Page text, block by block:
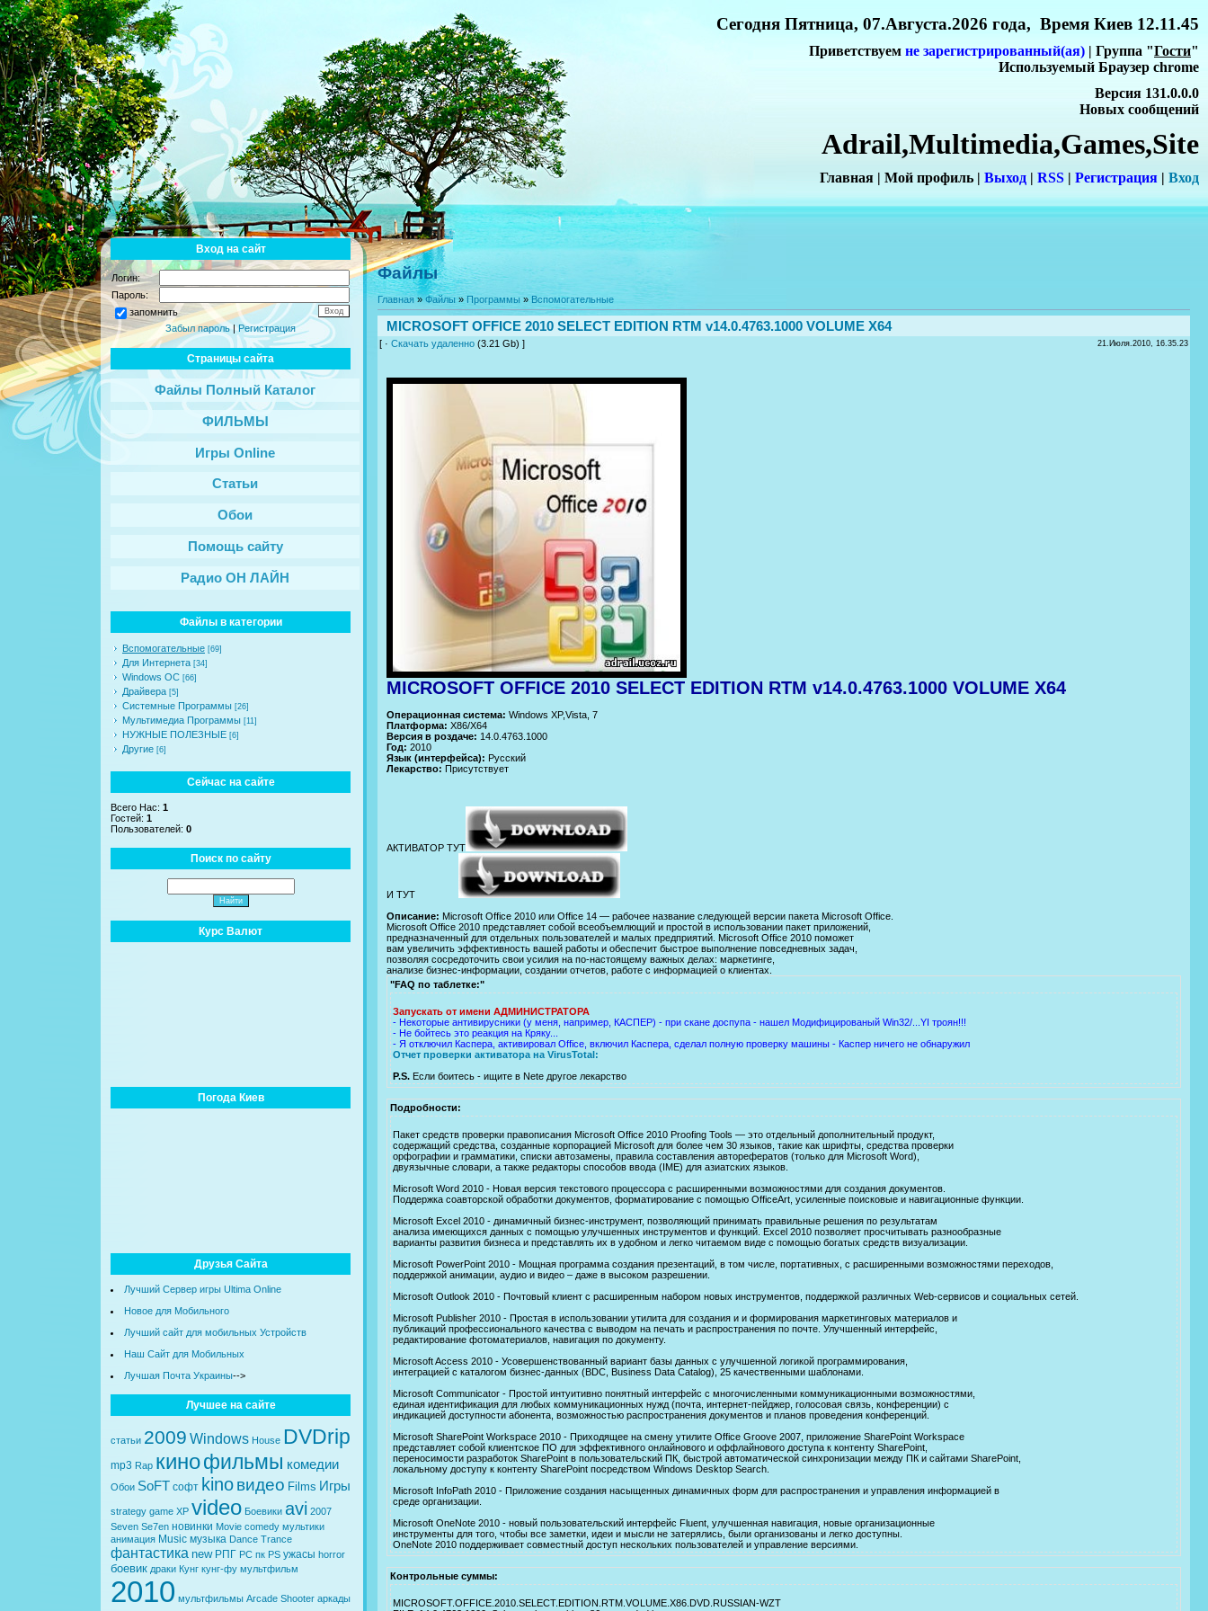
Сегодня Пятница, 07.Августа.2026 года, Время Киев 12.11.45
Приветствуем не зарегистрированный(ая) | Группа "Гости"
Используемый Браузер chrome
Версия 131.0.0.0
Новых сообщений
Adrail,Multimedia,Games,Site
Главная | Мой профиль | Выход | RSS | Регистрация | Вход
Вход на сайт
Логин:
Пароль:
запомнить
Забыл пароль|Регистрация
Страницы сайта
Файлы Полный Каталог
ФИЛЬМЫ
Игры Online
Статьи
Обои
Помощь сайту
Радио ОН ЛАЙН
Файлы в категории
Вспомогательные [69]
Для Интернета [34]
Windows ОС [66]
Драйвера [5]
Системные Программы [26]
Мультимедиа Программы [11]
НУЖНЫЕ ПОЛЕЗНЫЕ [6]
Другие [6]
Сейчас на сайте
Всего Нас: 1
Гостей: 1
Пользователей: 0
Поиск по сайту
Курс Валют
Погода Киев
Друзья Сайта
Лучший Сервер игры Ultima Online
Новое для Мобильного
Лучший сайт для мобильных Устройств
Наш Сайт для Мобильных
Лучшая Почта Украины-->
Лучшее на сайте
статьи 2009 Windows House DVDrip
mp3 Rap кинофильмы комедии
Обои SoFT софт kinoвидео Films Игры
strategy game XP video Боевики avi 2007
Seven Se7en новинки Movie comedy мультики
анимация Music музыка Dance Trance
фантастика new РПГ PC пк PS ужасы horror
боевик драки Кунг кунг-фу мультфильм
2010 мультфильмы Arcade Shooter аркады
Файлы
Главная»Файлы» Программы»Вспомогательные
MICROSOFT OFFICE 2010 SELECT EDITION RTM v14.0.4763.1000 VOLUME X64
[ · Скачать удаленно (3.21 Gb) ] 21.Июля.2010, 16.35.23
MICROSOFT OFFICE 2010 SELECT EDITION RTM v14.0.4763.1000 VOLUME X64
Операционная система: Windows XP,Vista, 7
Платформа: X86/X64
Версия в роздаче: 14.0.4763.1000
Год: 2010
Язык (интерфейса): Русский
Лекарство: Присутствует
АКТИВАТОР ТУТ
И ТУТ
Описание: Microsoft Office 2010 или Office 14 — рабочее название следующей версии пакета Microsoft Office.
Microsoft Office 2010 представляет собой всеобъемлющий и простой в использовании пакет приложений,
предназначенный для отдельных пользователей и малых предприятий. Microsoft Office 2010 поможет
вам увеличить эффективность вашей работы и обеспечит быстрое выполнение повседневных задач,
позволяя сосредоточить свои усилия на по-настоящему важных делах: маркетинге,
анализе бизнес-информации, создании отчетов, работе с информацией о клиентах.
"FAQ по таблетке:"
Запускать от имени АДМИНИСТРАТОРА
- Некоторые антивирусники (у меня, например, КАСПЕР) - при скане доспупа - нашел Модифицированый Win32/...YI троян!!!
- Не бойтесь это реакция на Кряку...
- Я отключил Каспера, активировал Office, включил Каспера, сделал полную проверку машины - Каспер ничего не обнаружил
Отчет проверки активатора на VirusTotal:
P.S. Если боитесь - ищите в Nete другое лекарство
Подробности:
Пакет средств проверки правописания Microsoft Office 2010 Proofing Tools — это отдельный дополнительный продукт,
содержащий средства, созданные корпорацией Microsoft для более чем 30 языков, такие как шрифты, средства проверки
орфографии и грамматики, списки автозамены, правила составления авторефератов (только для Microsoft Word),
двуязычные словари, а также редакторы способов ввода (IME) для азиатских языков.
Microsoft Word 2010 - Новая версия текстового процессора с расширенными возможностями для создания документов.
Поддержка соавторской обработки документов, форматирование с помощью OfficeArt, усиленные поисковые и навигационные функции.
Microsoft Excel 2010 - динамичный бизнес-инструмент, позволяющий принимать правильные решения по результатам
анализа имеющихся данных с помощью улучшенных инструментов и функций. Excel 2010 позволяет просчитывать разнообразные
варианты развития бизнеса и представлять их в удобном и легко читаемом виде с помощью богатых средств визуализации.
Microsoft PowerPoint 2010 - Мощная программа создания презентаций, в том числе, портативных, с расширенными возможностями переходов,
поддержкой анимации, аудио и видео – даже в высоком разрешении.
Microsoft Outlook 2010 - Почтовый клиент с расширенным набором новых инструментов, поддержкой различных Web-сервисов и социальных сетей.
Microsoft Publisher 2010 - Простая в использовании утилита для создания и и формирования маркетинговых материалов и
публикаций профессионального качества с выводом на печать и распространения по почте. Улучшенный интерфейс,
редактирование фотоматериалов, навигация по документу.
Microsoft Access 2010 - Усовершенствованный вариант базы данных с улучшенной логикой программирования,
интеграцией с каталогом бизнес-данных (BDC, Business Data Catalog), 25 качественными шаблонами.
Microsoft Communicator - Простой интуитивно понятный интерфейс с многочисленными коммуникационными возможностями,
единая идентификация для любых коммуникационных нужд (почта, интернет-пейджер, голосовая связь, конференции) с
индикацией доступности абонента, возможностью распространения документов и планов проведения конференций.
Microsoft SharePoint Workspace 2010 - Приходящее на смену утилите Office Groove 2007, приложение SharePoint Workspace
представляет собой клиентское ПО для эффективного онлайнового и оффлайнового доступа к контенту SharePoint,
переносимости разработок SharePoint в пользовательский ПК, быстрой автоматической синхронизации между ПК и сайтами SharePoint,
локальному доступу к контенту SharePoint посредством Windows Desktop Search.
Microsoft InfoPath 2010 - Приложение создания насыщенных динамичных форм для распространения и управления информацией в
среде организации.
Microsoft OneNote 2010 - новый пользовательский интерфейс Fluent, улучшенная навигация, новые организационные
инструменты для того, чтобы все заметки, идеи и мысли не затерялись, были организованы и легко доступны.
OneNote 2010 поддерживает совместный доступ нескольких пользователей и управление версиями.
Контрольные суммы:
MICROSOFT.OFFICE.2010.SELECT.EDITION.RTM.VOLUME.X86.DVD.RUSSIAN-WZT